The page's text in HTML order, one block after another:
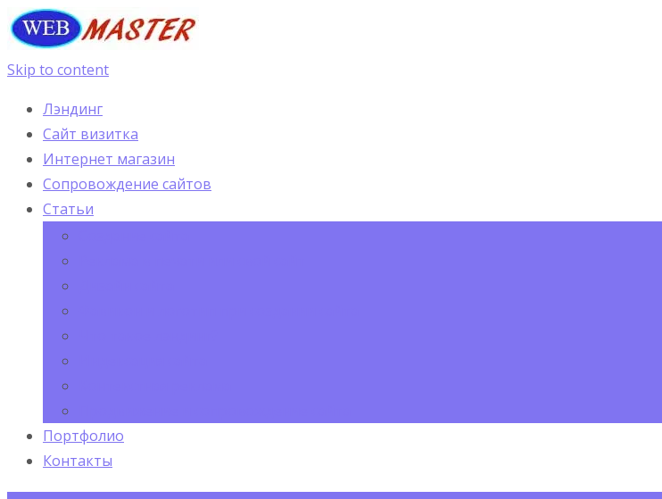
Skip to content
Лэндинг
Сайт визитка
Интернет магазин
Сопровождение сайтов
Статьи
Портфолио
Контакты